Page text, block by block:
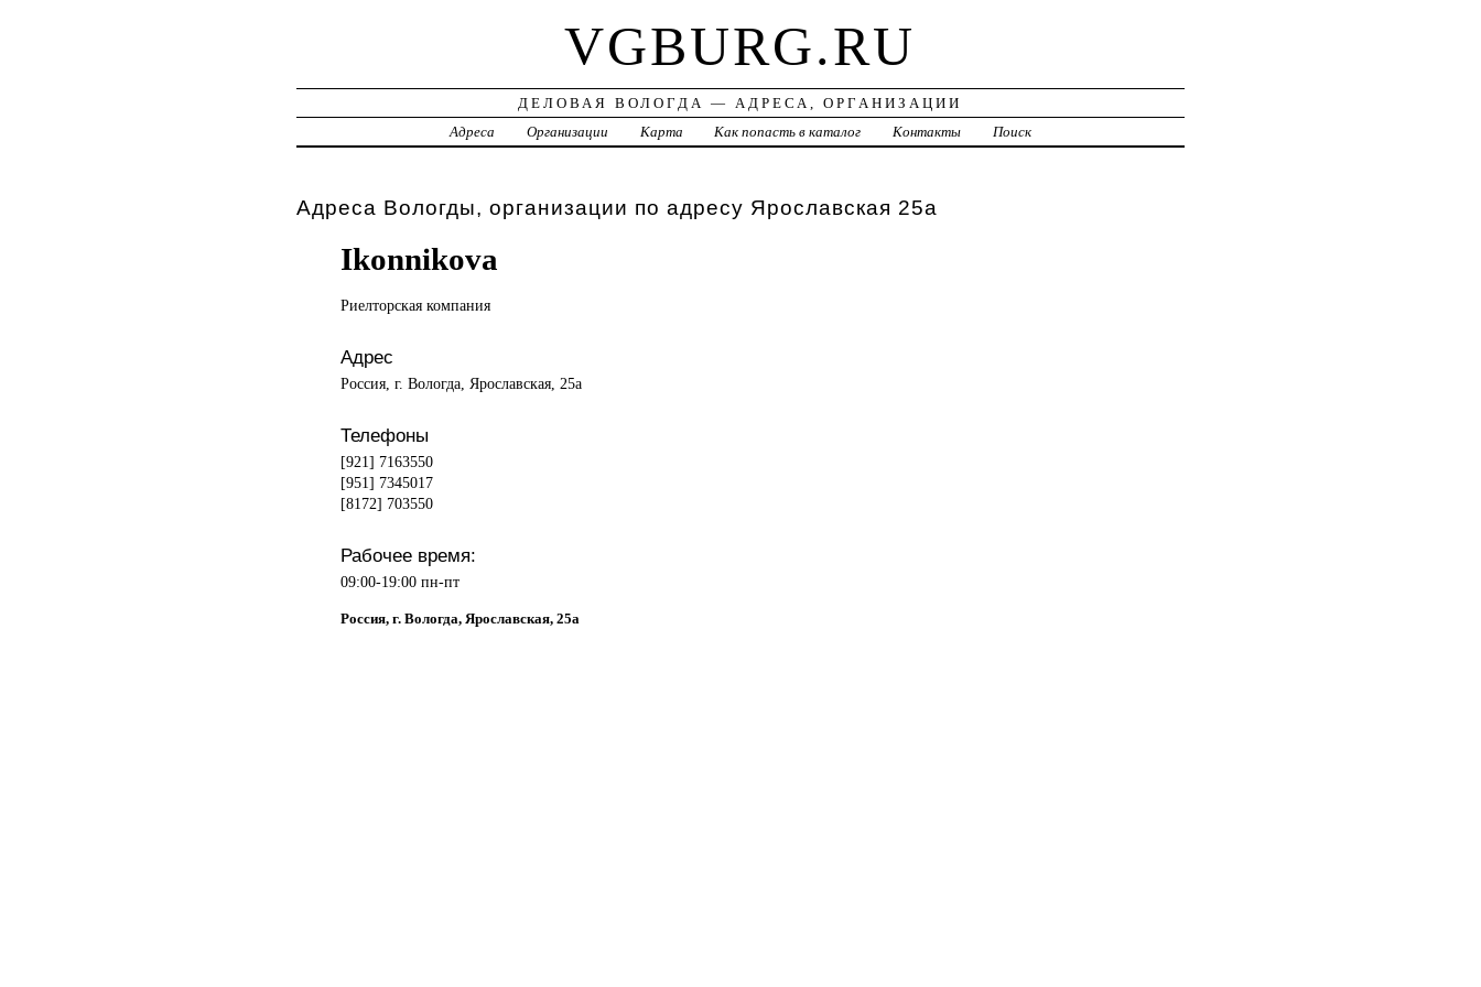
VGBURG.RU
ДЕЛОВАЯ ВОЛОГДА — АДРЕСА, ОРГАНИЗАЦИИ
Адреса
Организации Карта Как попасть в каталог Контакты Поиск
Адреса Вологды, организации по адресу Ярославская 25а
Ikonnikova
Риелторская компания
Адрес
Россия, г. Вологда, Ярославская, 25а
Телефоны
[921] 7163550
[951] 7345017
[8172] 703550
Рабочее время:
09:00-19:00 пн-пт
Россия, г. Вологда, Ярославская, 25а